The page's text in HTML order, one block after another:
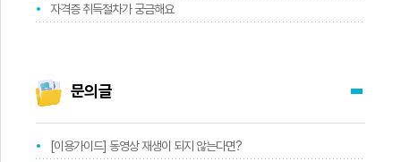
자격증 취득절차가 궁금해요
문의글
[이용가이드] 동영상 재생이 되지 않는다면?